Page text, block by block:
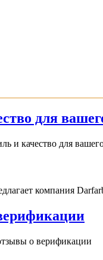
для
и качество для
компания
о верификации